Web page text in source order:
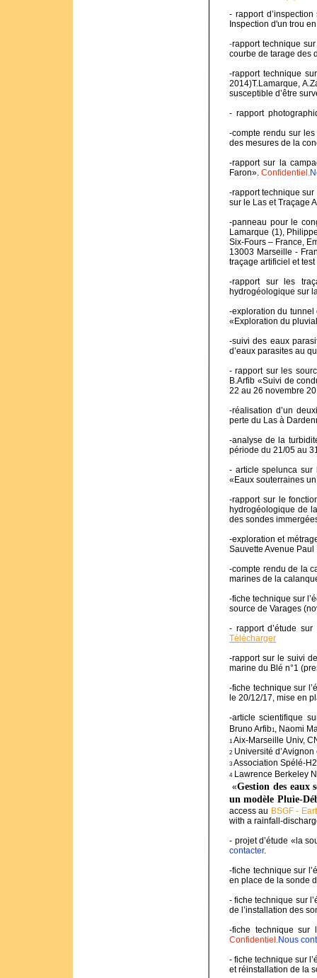
- rapport
Inspection d'un trou
-rapport technique
courbe de tarage des
-rapport technique
2014)T.Lamarque,
susceptible d’être
- rapport
-compte rendu sur
des mesures de la
-rapport sur la
Faron». Confidentiel.
-rapport technique
sur le Las et Traçage
-panneau pour le
Lamarque (1),
Six-Fours – France,
13003 Marseille -
traçage artificiel et
-rapport sur les
hydrogéologique sur
-exploration du tunnel
«Exploration du
-suivi des eaux
d’eaux parasites au
- rapport sur les
B.Arfib «Suivi de
22 au 26 novembre
-réalisation d’un
perte du Las à
-analyse de la
période du 21/05 au
- article spelunca sur
«Eaux souterraines
-rapport sur le
hydrogéologique de
des sondes
-exploration et
Sauvette Avenue
-compte rendu de la
marines de la
-fiche technique sur
source de Varages
- rapport d’étude
Télécharger
-rapport sur le suivi
marine du Blé n°1
-fiche technique sur
le 20/12/17, mise en
-article scientifique
Bruno Arfib1, Naomi
1 Aix-Marseille Univ,
2 Université
3 Association Spélé-
4Lawrence Berkeley
«Gestion des eaux
un modèle Pluie-
access au BSGF -
with a rainfall-
- projet d’étude «la
contacter.
-fiche technique sur
en place de la sonde
- fiche technique sur
de l’installation des
-fiche technique sur
Confidentiel.Nous
- fiche technique sur
et réinstallation de la